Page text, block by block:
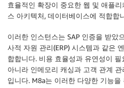
효율적인 확장이 중요한 웹 및 애플
스 아키텍처, 데이터베이스에 적합합
이러한 인스턴스는 SAP 인증을 받았
사적 자원 관리(ERP) 시스템과 같은
합합니다. 비용 효율성과 유연성이
아니라 인메모리 캐싱과 고객 관계
입니다. M8a는 이러한 다양한 기능